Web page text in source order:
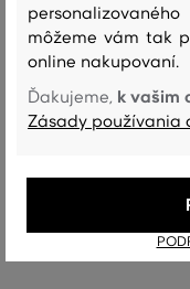
môžeme vám tak
online nakupovaní.
Ďakujeme, k vašim
Zásady používania